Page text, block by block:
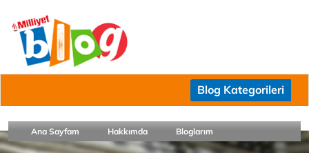
Blog Kategorileri
Ana Sayfam Hakkımda Bloglarım